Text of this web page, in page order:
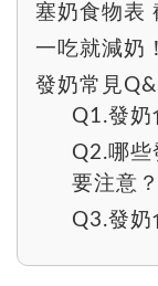
塞奶食物表
一吃就減奶
發奶常見
Q1.發奶
Q2.哪些
要注意？
Q3.發奶